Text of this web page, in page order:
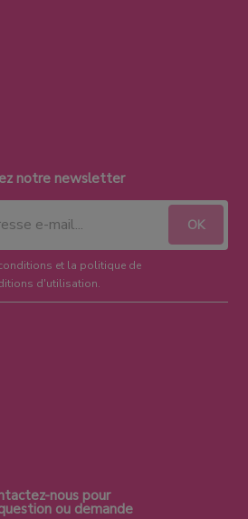
notre newsletter
et la politique de
d'utilisation.
nous pour
ou demande